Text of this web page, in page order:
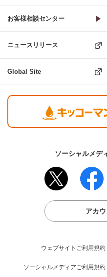
お客様相談センター
ニュースリリース
Global Site
ソーシャルメデ
アカ
ウェブサイトご利用規約
ソーシャルメディアご利用規約